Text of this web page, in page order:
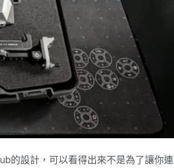
的設計，可以看得出來不是為了讓你連